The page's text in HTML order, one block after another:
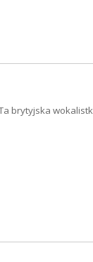
brytyjska